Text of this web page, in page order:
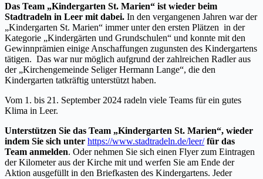
Das Team „Kindergarten St. Marien“ ist wieder beim
Stadtradeln in Leer mit dabei. In den vergangenen Jahren war der
„Kindergarten St. Marien“ immer unter den ersten Plätzen in der
Kategorie „Kindergärten und Grundschulen“ und konnte mit den
Gewinnprämien einige Anschaffungen zugunsten des Kindergartens
tätigen. Das war nur möglich aufgrund der zahlreichen Radler aus
der „Kirchengemeinde Seliger Hermann Lange“, die den
Kindergarten tatkräftig unterstützt haben.
Vom 1. bis 21. September 2024 radeln viele Teams für ein gutes
Klima in Leer.
Unterstützen Sie das Team „Kindergarten St. Marien“, wieder
indem Sie sich unter https://www.stadtradeln.de/leer/ für das
Team anmelden. Oder nehmen Sie sich einen Flyer zum Eintragen
der Kilometer aus der Kirche mit und werfen Sie am Ende der
Aktion ausgefüllt in den Briefkasten des Kindergartens. Jeder